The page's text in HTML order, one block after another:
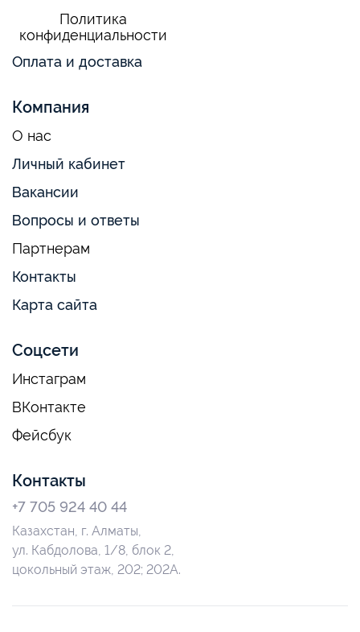
Политика
конфиденциальности
Оплата и доставка
Компания
О нас
Личный кабинет
Вакансии
Вопросы и ответы
Партнерам
Контакты
Карта сайта
Соцсети
Инстаграм
ВКонтакте
Фейсбук
Контакты
+7 705 924 40 44
Казахстан, г. Алматы,
ул. Кабдолова, 1/8, блок 2,
цокольный этаж, 202; 202А.